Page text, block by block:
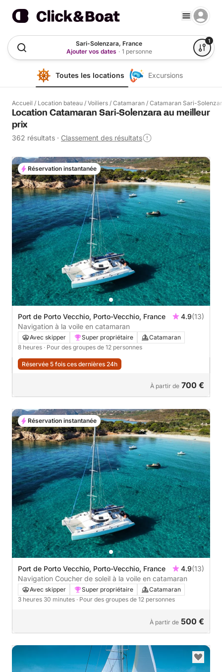
Sari-Solenzara, France
Ajouter vos dates · 1 personne
1
Toutes les locations Excursions
Accueil / Location bateau / Voiliers / Catamaran / Catamaran Sari-
Location Catamaran Sari-Solenzara au meilleur
prix
362 résultats · Classement des résultats
Port de Porto Vecchio, Porto-Vecchio, France 4.9(13)
Navigation à la voile en catamaran
Avec skipper Super propriétaire
Catamaran
8 heures · Pour des groupes de 12 personnes
Réservée 5 fois ces dernières 24h
À partir de 700 €
Réservation instantanée
Port de Porto Vecchio, Porto-Vecchio, France 4.9(13)
Navigation Coucher de soleil à la voile en catamaran
Avec skipper Super propriétaire
Catamaran
3 heures 30 minutes · Pour des groupes de 12 personnes
À partir de 500 €
Réservation instantanée